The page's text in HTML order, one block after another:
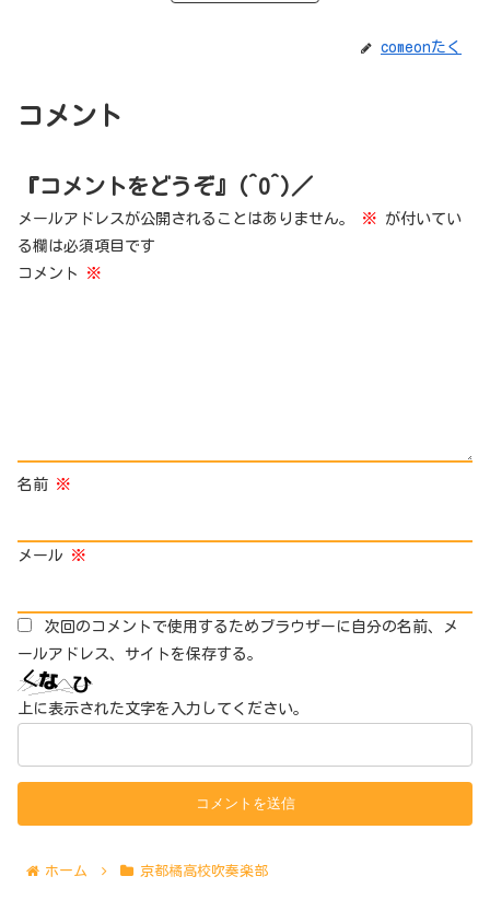
comeonたく
コメント
『コメントをどうぞ』(^O^)／
メールアドレスが公開されることはありません。 ※ が付いてい
る欄は必須項目です
コメント ※
名前 ※
メール ※
次回のコメントで使用するためブラウザーに自分の名前、メ
ールアドレス、サイトを保存する。
上に表示された文字を入力してください。
ホーム 京都橘高校吹奏楽部